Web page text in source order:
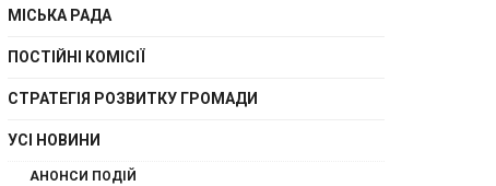
МІСЬКА РАДА
ПОСТІЙНІ КОМІСІЇ
СТРАТЕГІЯ РОЗВИТКУ ГРОМАДИ
УСІ НОВИНИ
АНОНСИ ПОДІЙ